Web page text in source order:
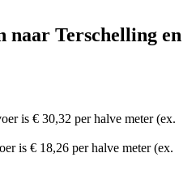
naar Terschelling en
is € 30,32 per halve meter (ex.
is € 18,26 per halve meter (ex.